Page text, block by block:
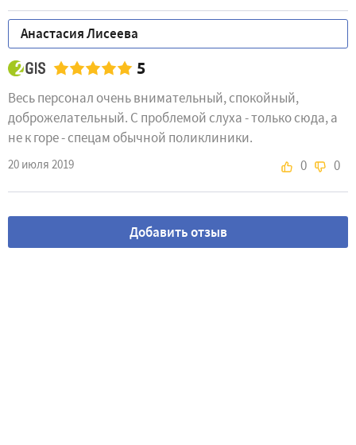
Анастасия Лисеева
5
Весь персонал очень внимательный, спокойный,
доброжелательный. С проблемой слуха - только сюда, а
не к горе - спецам обычной поликлиники.
20 июля 2019 0 0
Добавить отзыв